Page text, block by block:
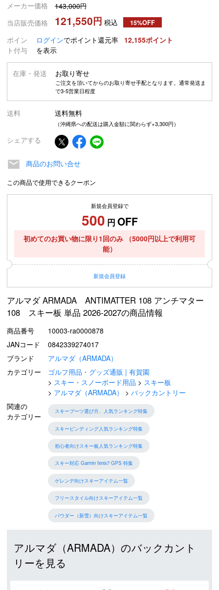
メーカー価格
143,000
当店販売価格
121,550 税込 15%OFF
ポイン
ト付与
ログインでポイント還元率
を表示
12,155
在庫・発送 お取り寄せ
ご注文を頂いてからのお取り寄せ手配となります。通常発送ま
で3-5営業日程度
送料 送料無料
（沖縄県への配送は購入金額に関わらず+3,300円）
シェアする
商品のお問い合せ
この商品で使用できるクーポン
新規会員登録で
500 円 OFF
初めてのお買い物に限り1回のみ
（5000円以上で利用可
能）
新規会員登録
アルマダ ARMADA ANTIMATTER 108 アンチマター
108 スキー板 単品 2026-2027の商品情報
商品番号
10003-ra0000878
JANコード
0842339274017
ブランド
アルマダ（ARMADA）
カテゴリー
ゴルフ用品・グッズ通販 | 有賀園
スキー・スノーボード用品
スキー板
アルマダ（ARMADA）
バックカントリー
関連の
カテゴリー
スキーブーツ選び方、人気ランキング特集
スキービンディング人気ランキング特集
初心者向けスキー板人気ランキング特集
スキー対応 Garmin fenix7 GPS 特集
ゲレンデ向けスキーアイテム一覧
フリースタイル向けスキーアイテム一覧
パウダー（新雪）向けスキーアイテム一覧
アルマダ（ARMADA）のバックカント
リーを見る